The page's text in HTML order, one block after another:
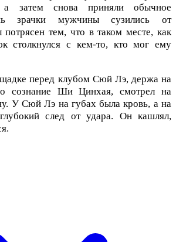
а затем снова приняли обычное
зрачки мужчины сузились от
тем, что в таком месте, как
столкнулся с кем-то, кто мог ему
перед клубом Сюй Лэ, держа на
сознание Ши Цинхая, смотрел на
У Сюй Лэ на губах была кровь, а на
след от удара. Он кашлял,